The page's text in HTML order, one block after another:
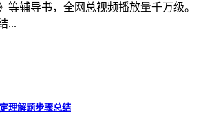
等辅导书，全网总视频播放量千万级。
...
理解题步骤总结